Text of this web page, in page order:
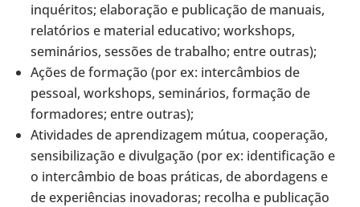
inquéritos; elaboração e publicação de manuais,
relatórios e material educativo; workshops,
seminários, sessões de trabalho; entre outras);
Ações de formação (por ex: intercâmbios de
pessoal, workshops, seminários, formação de
formadores; entre outras);
Atividades de aprendizagem mútua, cooperação,
sensibilização e divulgação (por ex: identificação e
o intercâmbio de boas práticas, de abordagens e
de experiências inovadoras; recolha e publicação